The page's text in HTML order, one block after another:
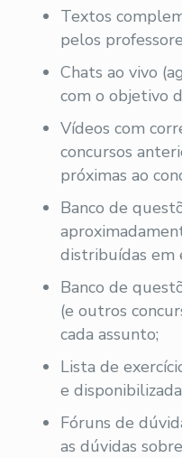
Textos
pelos
Chats ao vivo
com o objetivo
Vídeos com
concursos
próximas ao
Banco de
distribuídas em
Banco de
(e outros
cada assunto;
Lista de
e
Fóruns de
as dúvidas